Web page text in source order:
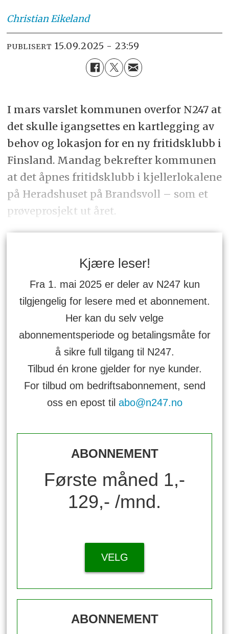
ChristianEikeland
PUBLISERT 15.09.2025 - 23:59
I mars varslet kommunen overfor N247 at
det skulle igangsettes en kartlegging av
behov og lokasjon for en ny fritidsklubb i
Finsland. Mandag bekrefter kommunen
at det åpnes fritidsklubb i kjellerlokalene
på Heradshuset på Brandsvoll – som et
prøveprosjekt ut året.
Kjære leser!
Fra 1. mai 2025 er deler av N247 kun
tilgjengelig for lesere med et abonnement.
Her kan du selv velge
abonnementsperiode og betalingsmåte for
å sikre full tilgang til N247.
Tilbud én krone gjelder for nye kunder.
For tilbud om bedriftsabonnement, send
oss en epost til abo@n247.no
ABONNEMENT
Første måned 1,-
129,- /mnd.
VELG
ABONNEMENT